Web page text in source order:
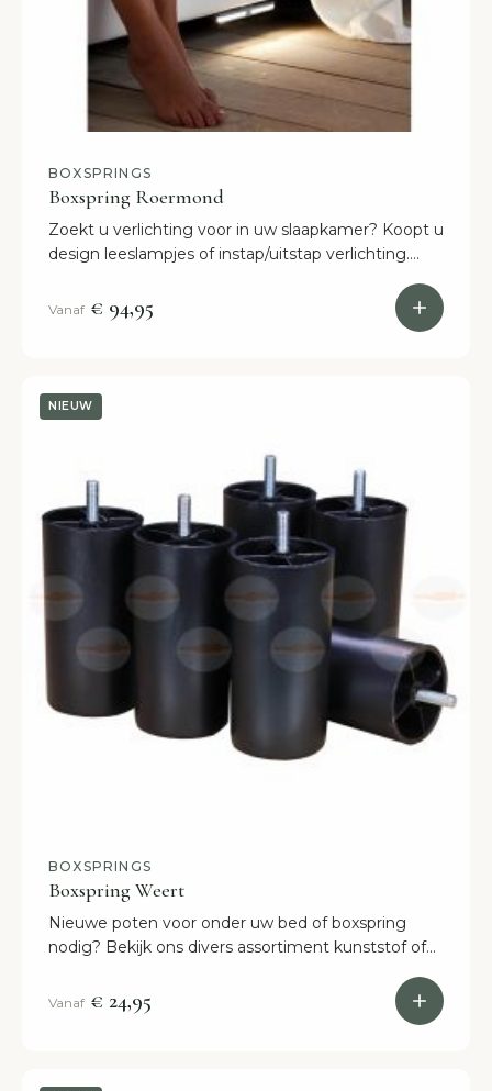
BOXSPRINGS
Boxspring Roermond
Zoekt u verlichting voor in uw slaapkamer? Koopt u
design leeslampjes of instap/uitstap verlichting.
Vanaf € 94,95
NIEUW
BOXSPRINGS
Boxspring Weert
Nieuwe poten voor onder uw bed of boxspring
nodig? Bekijk ons divers assortiment kunststof of
Vanaf € 24,95